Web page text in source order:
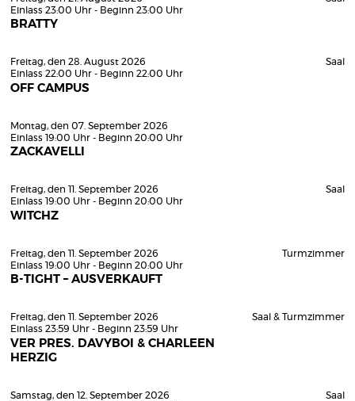
Einlass 23:00 Uhr - Beginn 23:00 Uhr
BRATTY
Freitag, den 28. August 2026
Einlass 22:00 Uhr - Beginn 22:00 Uhr
OFF CAMPUS
Saal
Montag, den 07. September 2026
Einlass 19:00 Uhr - Beginn 20:00 Uhr
ZACKAVELLI
Freitag, den 11. September 2026
Einlass 19:00 Uhr - Beginn 20:00 Uhr
WITCHZ
Saal
Freitag, den 11. September 2026
Einlass 19:00 Uhr - Beginn 20:00 Uhr
B-TIGHT – AUSVERKAUFT
Turmzimmer
Freitag, den 11. September 2026
Einlass 23:59 Uhr - Beginn 23:59 Uhr
VER PRES. DAVYBOI & CHARLEEN
HERZIG
Saal & Turmzimmer
Samstag, den 12. September 2026
Saal